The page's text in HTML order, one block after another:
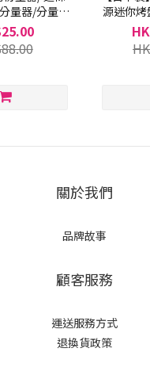
量器/分量調
量器–K019
源迷你
連蓋/明
盤/微波
口
關於我們
品牌故事
顧客服務
運送服務方式
退換貨政策